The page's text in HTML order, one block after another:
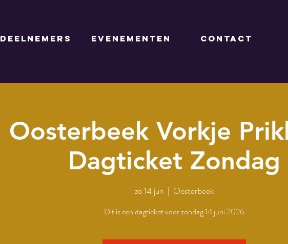
DEELNEMERS EVENEMENTEN CONTACT
Oosterbeek Vorkje
Dagticket Zondag
zo 14 jun
  |
Oosterbeek
Dit is een dagticket voor zondag 14 juni 2026